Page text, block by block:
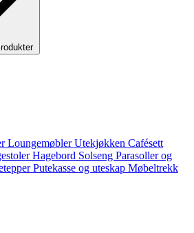
LoungemøblerUtekjøkken Cafésett
Hagebord Solseng Parasoller og
Putekasse og uteskap Møbeltrekk